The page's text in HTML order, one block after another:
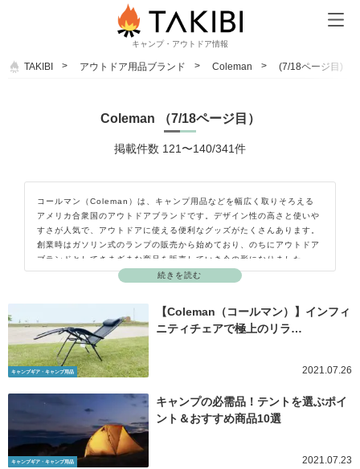
キャンプ・アウトドア情報
TAKIBI アウトドア用品ブランド Coleman (7/18ページ目)
Coleman （7/18ページ目）
掲載件数 121〜140/341件
続きを読む
コールマン（Coleman）は、キャンプ用品などを幅広く取りそろえる
アメリカ合衆国のアウトドアブランドです。デザイン性の高さと使いや
すさが人気で、アウトドアに使える便利なグッズがたくさんあります。
創業時はガソリン式のランプの販売から始めており、のちにアウトドア
ブランドとしてさまざまな商品を販売していき今の形になりました。
アウトドアショップや今ではホームセンターなどでもコールマン
ブランドです。
キャンプギア・キャンプ用品
【Coleman（コールマン）】インフィ
ニティチェアで極上のリラ…
2021.07.26
キャンプギア・キャンプ用品
キャンプの必需品！テントを選ぶポイ
ント＆おすすめ商品10選
2021.07.23